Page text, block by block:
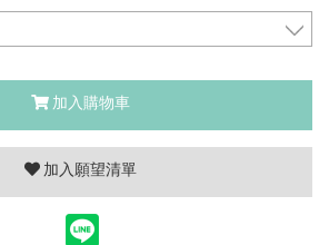
加入購物車
加入願望清單